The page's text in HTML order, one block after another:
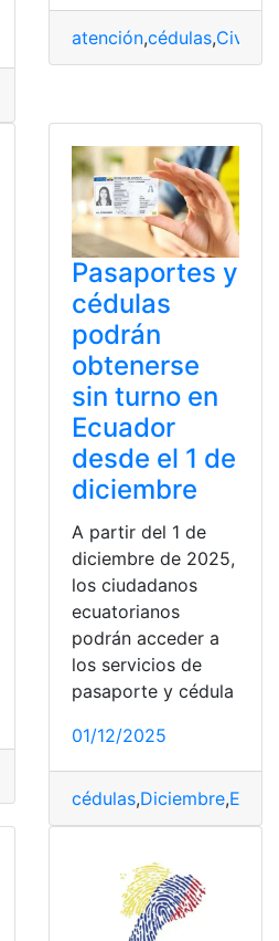
atención,cédulas,Civil
Horarios,Pasaportes,Turno
Pasaportes y
cédulas
podrán
obtenerse
sin turno en
Ecuador
desde el 1 de
diciembre
A partir del 1 de
diciembre de 2025,
los ciudadanos
ecuatorianos
podrán acceder a
los servicios de
pasaporte y cédula
01/12/2025
cédulas,Diciembre,